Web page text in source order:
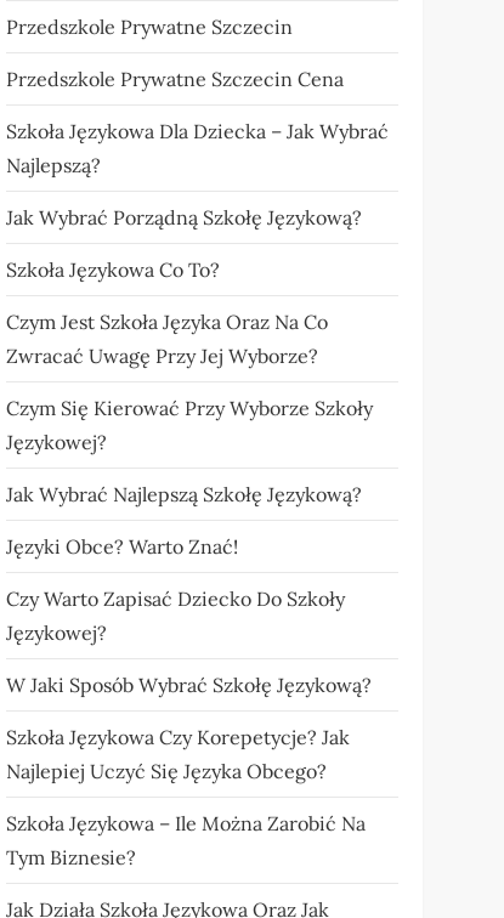
Przedszkole Prywatne Szczecin
Przedszkole Prywatne Szczecin Cena
Szkoła Językowa Dla Dziecka – Jak Wybrać
Najlepszą?
Jak Wybrać Porządną Szkołę Językową?
Szkoła Językowa Co To?
Czym Jest Szkoła Języka Oraz Na Co
Zwracać Uwagę Przy Jej Wyborze?
Czym Się Kierować Przy Wyborze Szkoły
Językowej?
Jak Wybrać Najlepszą Szkołę Językową?
Języki Obce? Warto Znać!
Czy Warto Zapisać Dziecko Do Szkoły
Językowej?
W Jaki Sposób Wybrać Szkołę Językową?
Szkoła Językowa Czy Korepetycje? Jak
Najlepiej Uczyć Się Języka Obcego?
Szkoła Językowa – Ile Można Zarobić Na
Tym Biznesie?
Jak Działa Szkoła Językowa Oraz Jak